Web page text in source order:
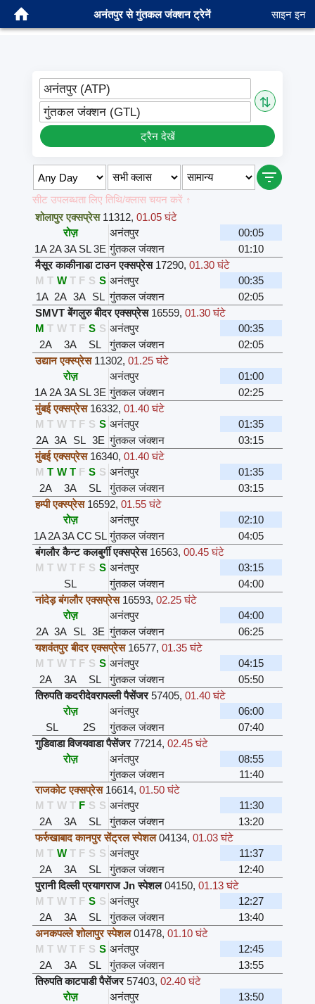
अनंतपुर से गुंतकल जंक्शन ट्रेनें साइन इन
अनंतपुर (ATP)
⇅
गुंतकल जंक्शन (GTL)
ट्रैन देखें
सीट उपलब्धता लिए तिथि/क्लास चयन करें ↑
शोलापुर एक्सप्रेस 11312,01.05 घंटे
रोज़
अनंतपुर
00:05
1A 2A 3A SL 3E गुंतकल जंक्शन
01:10
मैसूर काकीनाडा टाउन एक्सप्रेस 17290,01.30 घंटे
M T W T F S S अनंतपुर
00:35
1A 2A 3A SL गुंतकल जंक्शन
02:05
SMVT बेंगलुरु बीदर एक्सप्रेस 16559,01.30 घंटे
M T W T F S S अनंतपुर
00:35
2A
3A SL गुंतकल जंक्शन
02:05
उद्यान एक्स्प्रेस 11302,01.25 घंटे
रोज़
अनंतपुर
01:00
1A 2A 3A SL 3E गुंतकल जंक्शन
02:25
मुंबई एक्सप्रेस 16332,01.40 घंटे
M T W T F S S अनंतपुर
01:35
2A 3A SL 3E गुंतकल जंक्शन
03:15
मुंबई एक्सप्रेस 16340,01.40 घंटे
M T W T F S S अनंतपुर
01:35
2A
3A SL गुंतकल जंक्शन
03:15
हम्पी एक्स्प्रेस 16592,01.55 घंटे
रोज़
अनंतपुर
02:10
1A2A3ACC SL गुंतकल जंक्शन
04:05
बंगलौर कैन्ट कलबुर्गी एक्सप्रेस 16563,00.45 घंटे
M T W T F S S अनंतपुर
03:15
SL
गुंतकल जंक्शन
04:00
नांदेड़ बंगलौर एक्सप्रेस 16593,02.25 घंटे
रोज़
अनंतपुर
04:00
2A 3A SL 3E गुंतकल जंक्शन
06:25
यशवंतपुर बीदर एक्सप्रेस 16577,01.35 घंटे
M T W T F S S अनंतपुर
04:15
2A
3A SL गुंतकल जंक्शन
05:50
तिरुपति कदरीदेवरापल्ली पैसेंजर 57405,01.40 घंटे
रोज़
अनंतपुर
06:00
SL
2S गुंतकल जंक्शन
07:40
गुडिवाडा विजयवाडा पैसेंजर 77214,02.45 घंटे
रोज़
अनंतपुर
08:55
गुंतकल जंक्शन
11:40
राजकोट एक्सप्रेस 16614,01.50 घंटे
M T W T F S S अनंतपुर
11:30
2A
3A SL गुंतकल जंक्शन
13:20
फर्रुखाबाद कानपुर सेंट्रल स्पेशल 04134,01.03 घंटे
M T W T F S S अनंतपुर
11:37
2A
3A SL गुंतकल जंक्शन
12:40
पुरानी दिल्ली प्रयागराज Jn स्पेशल 04150,01.13 घंटे
M T W T F S S अनंतपुर
12:27
2A
3A SL गुंतकल जंक्शन
13:40
अनकपल्ले शोलापुर स्पेशल 01478,01.10 घंटे
M T W T F S S अनंतपुर
12:45
2A
3A SL गुंतकल जंक्शन
13:55
तिरुपति काटपाडी पैसेंजर 57403,02.40 घंटे
रोज़
अनंतपुर
13:50